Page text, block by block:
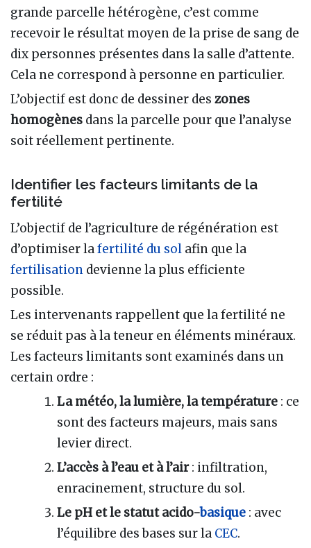
grande parcelle hétérogène, c’est comme
recevoir le résultat moyen de la prise de sang de
dix personnes présentes dans la salle d’attente.
Cela ne correspond à personne en particulier.
L’objectif est donc de dessiner des zones
homogènes dans la parcelle pour que l’analyse
soit réellement pertinente.
Identifier les facteurs limitants de la
fertilité
L’objectif de l’agriculture de régénération est
d’optimiser lafertilité du sol afin que la
fertilisation devienne la plus efficiente
possible.
Les intervenants rappellent que la fertilité ne
se réduit pas à la teneur en éléments minéraux.
Les facteurs limitants sont examinés dans un
certain ordre :
La météo, la lumière, la température : ce
sont des facteurs majeurs, mais sans
levier direct.
L’accès à l’eau et à l’air: infiltration,
enracinement, structure du sol.
Le pH et le statut acido-basique : avec
l’équilibre des bases sur la CEC.